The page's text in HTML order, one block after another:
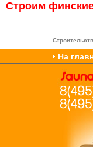
Cтроим
На